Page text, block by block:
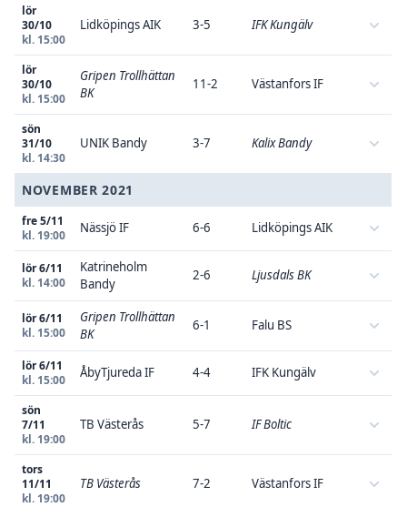
lör
30/10
kl. 15:00
Lidköpings AIK 3-5 IFK Kungälv
lör
30/10
kl. 15:00
Gripen Trollhättan
BK
11-2 Västanfors IF
sön
31/10
kl. 14:30
UNIK Bandy 3-7 Kalix Bandy
NOVEMBER 2021
fre 5/11
kl. 19:00
Nässjö IF 6-6 Lidköpings AIK
lör 6/11
kl. 14:00
Katrineholm
Bandy
2-6 Ljusdals BK
lör 6/11
kl. 15:00
Gripen Trollhättan
BK
6-1 Falu BS
lör 6/11
kl. 15:00
ÅbyTjureda IF 4-4 IFK Kungälv
sön
7/11
kl. 19:00
TB Västerås 5-7 IF Boltic
tors
11/11
kl. 19:00
TB Västerås 7-2 Västanfors IF